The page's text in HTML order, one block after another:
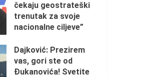
čekaju geostrateški
trenutak za svoje
nacionalne ciljeve”
Dajković: Prezirem
vas, gori ste od
Đukanovića! Svetite